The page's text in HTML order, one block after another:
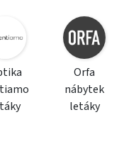
Orfa
nábytek
letáky